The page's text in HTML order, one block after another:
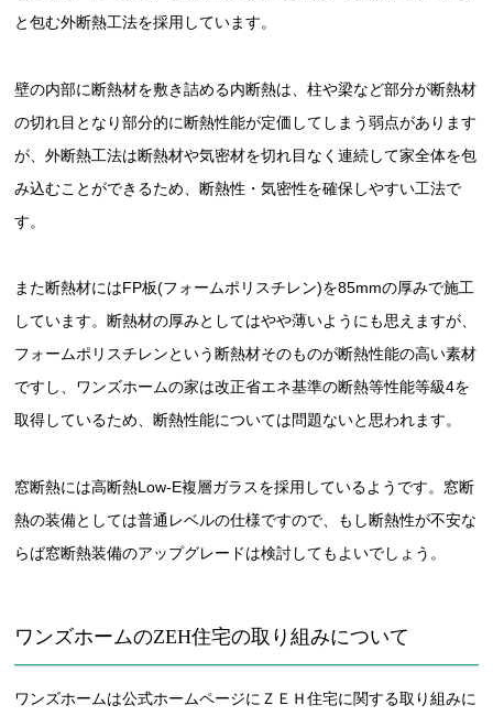
と包む外断熱工法を採用しています。
壁の内部に断熱材を敷き詰める内断熱は、柱や梁など部分が断熱材
の切れ目となり部分的に断熱性能が定価してしまう弱点があります
が、外断熱工法は断熱材や気密材を切れ目なく連続して家全体を包
み込むことができるため、断熱性・気密性を確保しやすい工法で
す。
また断熱材にはFP板(フォームポリスチレン)を85mmの厚みで施工
しています。断熱材の厚みとしてはやや薄いようにも思えますが、
フォームポリスチレンという断熱材そのものが断熱性能の高い素材
ですし、ワンズホームの家は改正省エネ基準の断熱等性能等級4を
取得しているため、断熱性能については問題ないと思われます。
窓断熱には高断熱Low-E複層ガラスを採用しているようです。窓断
熱の装備としては普通レベルの仕様ですので、もし断熱性が不安な
らば窓断熱装備のアップグレードは検討してもよいでしょう。
ワンズホームのZEH住宅の取り組みについて
ワンズホームは公式ホームページにＺＥＨ住宅に関する取り組みに